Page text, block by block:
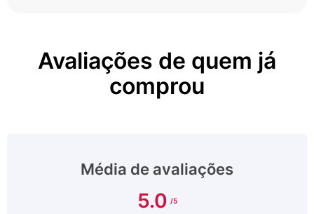
Avaliações de quem já
comprou
Média de avaliações
5.0